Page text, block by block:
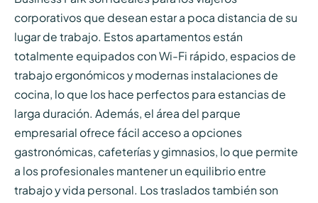
corporativos que desean estar a poca distancia de su
lugar de trabajo. Estos apartamentos están
totalmente equipados con Wi-Fi rápido, espacios de
trabajo ergonómicos y modernas instalaciones de
cocina, lo que los hace perfectos para estancias de
larga duración. Además, el área del parque
empresarial ofrece fácil acceso a opciones
gastronómicas, cafeterías y gimnasios, lo que permite
a los profesionales mantener un equilibrio entre
trabajo y vida personal. Los traslados también son